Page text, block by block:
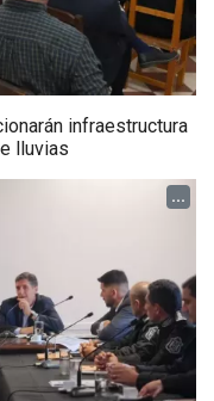
infraestructura
lluvias
...